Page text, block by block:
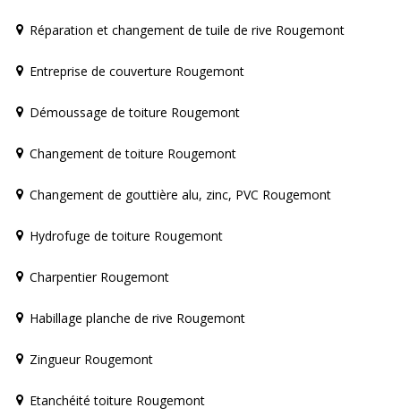
Réparation et changement de tuile de rive Rougemont
Entreprise de couverture Rougemont
Démoussage de toiture Rougemont
Changement de toiture Rougemont
Changement de gouttière alu, zinc, PVC Rougemont
Hydrofuge de toiture Rougemont
Charpentier Rougemont
Habillage planche de rive Rougemont
Zingueur Rougemont
Etanchéité toiture Rougemont